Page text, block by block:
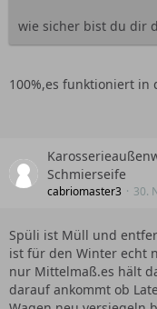
wie sicher bist du dir
100%,es funktioniert in
Schmierseife
cabriomaster3 30.
Spüli ist Müll und
ist für den Winter echt
nur Mittelmaß.es hält
darauf ankommt ob